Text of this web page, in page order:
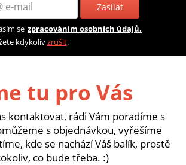
Zasílat
se zpracováním osobních údajů.
kdykolivzrušit.
tu pro Vás
kontaktovat, rádi Vám poradíme s
s objednávkou, vyřešíme
kde se nachází Váš balík, prostě
co bude třeba. :)